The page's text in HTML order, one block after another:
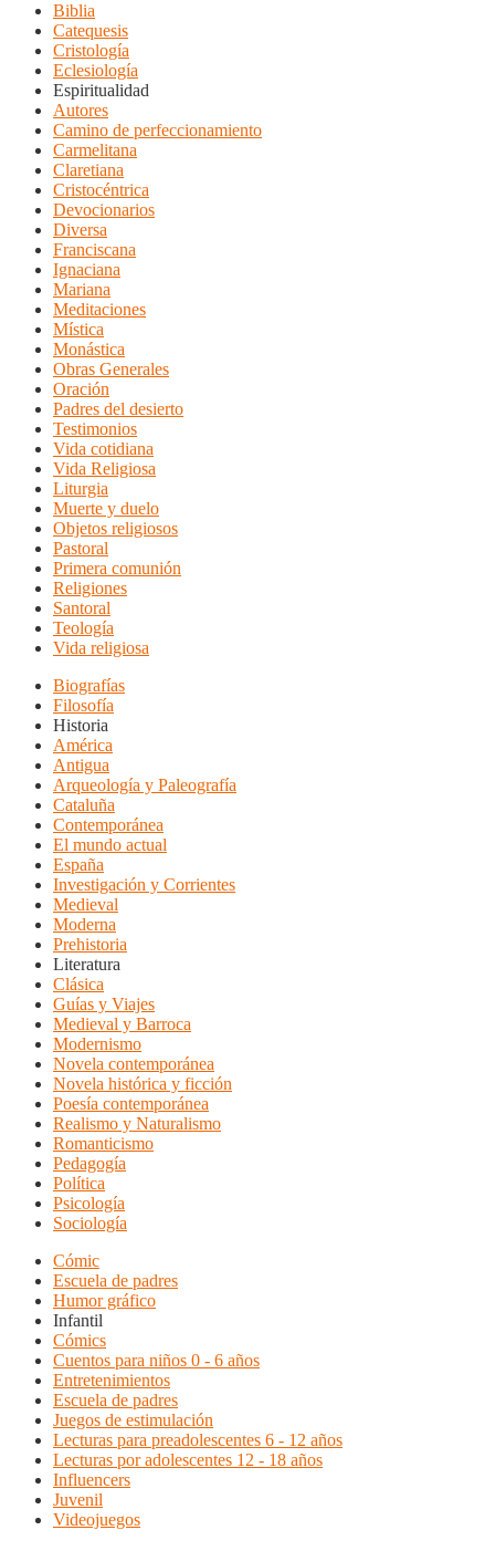
Biblia
Catequesis
Cristología
Eclesiología
Espiritualidad
Autores
Camino de perfeccionamiento
Carmelitana
Claretiana
Cristocéntrica
Devocionarios
Diversa
Franciscana
Ignaciana
Mariana
Meditaciones
Mística
Monástica
Obras Generales
Oración
Padres del desierto
Testimonios
Vida cotidiana
Vida Religiosa
Liturgia
Muerte y duelo
Objetos religiosos
Pastoral
Primera comunión
Religiones
Santoral
Teología
Vida religiosa
Biografías
Filosofía
Historia
América
Antigua
Arqueología y Paleografía
Cataluña
Contemporánea
El mundo actual
España
Investigación y Corrientes
Medieval
Moderna
Prehistoria
Literatura
Clásica
Guías y Viajes
Medieval y Barroca
Modernismo
Novela contemporánea
Novela histórica y ficción
Poesía contemporánea
Realismo y Naturalismo
Romanticismo
Pedagogía
Política
Psicología
Sociología
Cómic
Escuela de padres
Humor gráfico
Infantil
Cómics
Cuentos para niños 0 - 6 años
Entretenimientos
Escuela de padres
Juegos de estimulación
Lecturas para preadolescentes 6 - 12 años
Lecturas por adolescentes 12 - 18 años
Influencers
Juvenil
Videojuegos